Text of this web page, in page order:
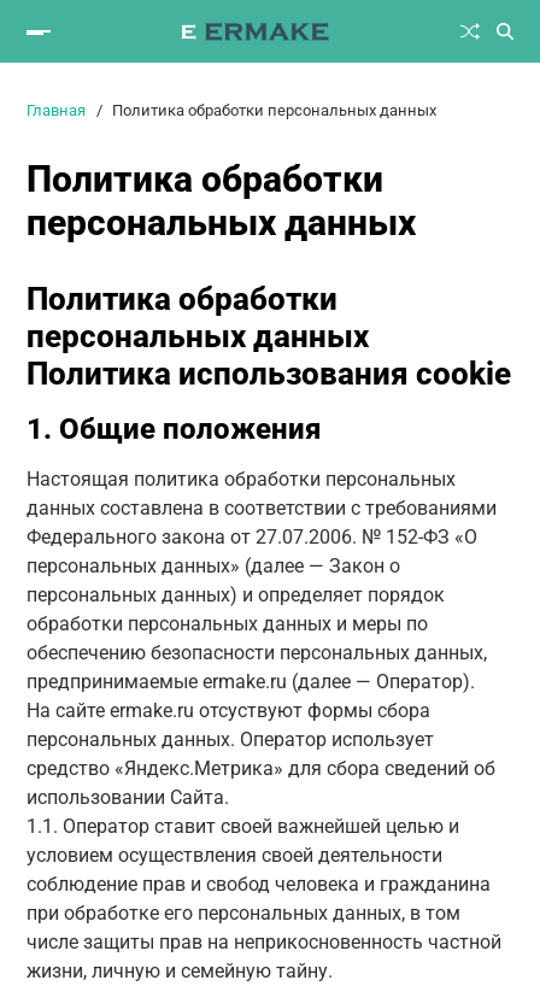
Главная Политика обработки персональных данных
Политика обработки
персональных данных
Политика обработки
персональных данных
Политика использования cookie
1. Общие положения
Настоящая политика обработки персональных
данных составлена в соответствии с требованиями
Федерального закона от 27.07.2006. № 152-ФЗ «О
персональных данных» (далее — Закон о
персональных данных) и определяет порядок
обработки персональных данных и меры по
обеспечению безопасности персональных данных,
предпринимаемые ermake.ru (далее — Оператор).
На сайте ermake.ru отсуствуют формы сбора
персональных данных. Оператор использует
средство «Яндекс.Метрика» для сбора сведений об
использовании Сайта.
1.1. Оператор ставит своей важнейшей целью и
условием осуществления своей деятельности
соблюдение прав и свобод человека и гражданина
при обработке его персональных данных, в том
числе защиты прав на неприкосновенность частной
жизни, личную и семейную тайну.